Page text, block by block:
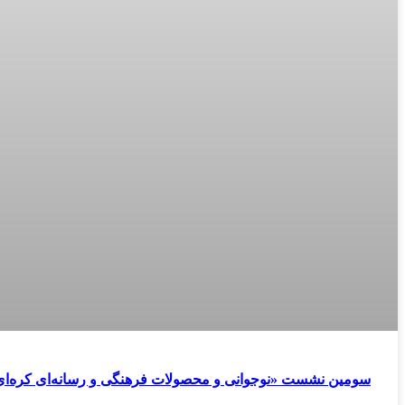
سومین نشست «نوجوانی و محصولات فرهنگی و رسانه‌ای